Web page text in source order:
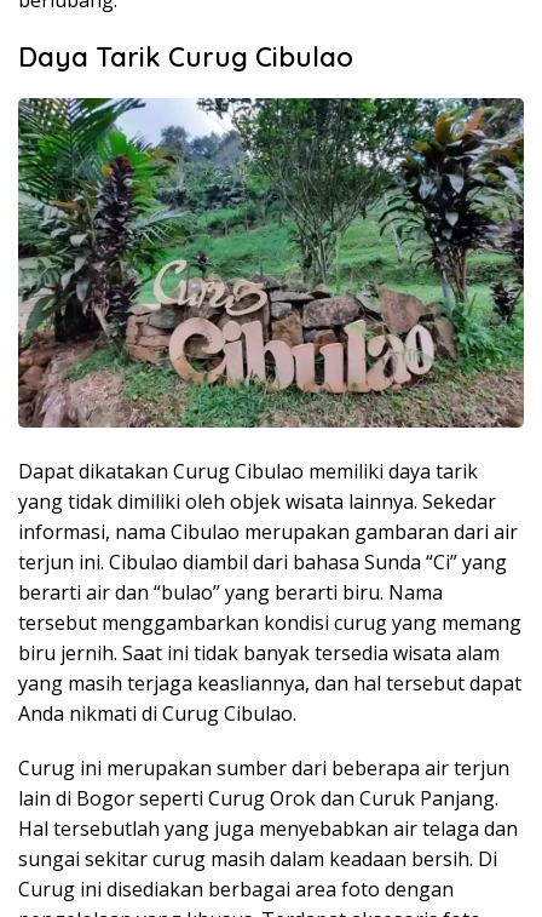
Daya Tarik Curug Cibulao
Dapat dikatakan Curug Cibulao memiliki daya tarik
yang tidak dimiliki oleh objek wisata lainnya. Sekedar
informasi, nama Cibulao merupakan gambaran dari air
terjun ini. Cibulao diambil dari bahasa Sunda “Ci” yang
berarti air dan “bulao” yang berarti biru. Nama
tersebut menggambarkan kondisi curug yang memang
biru jernih. Saat ini tidak banyak tersedia wisata alam
yang masih terjaga keasliannya, dan hal tersebut dapat
Anda nikmati di Curug Cibulao.
Curug ini merupakan sumber dari beberapa air terjun
lain di Bogor seperti Curug Orok dan Curuk Panjang.
Hal tersebutlah yang juga menyebabkan air telaga dan
sungai sekitar curug masih dalam keadaan bersih. Di
Curug ini disediakan berbagai area foto dengan